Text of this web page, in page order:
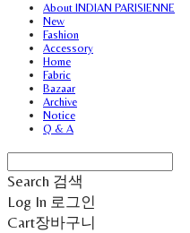
About INDIAN PARISIENNE
New
Fashion
Accessory
Home
Fabric
Bazaar
Archive
Notice
Q & A
Search 검색
Log In 로그인
Cart장바구니